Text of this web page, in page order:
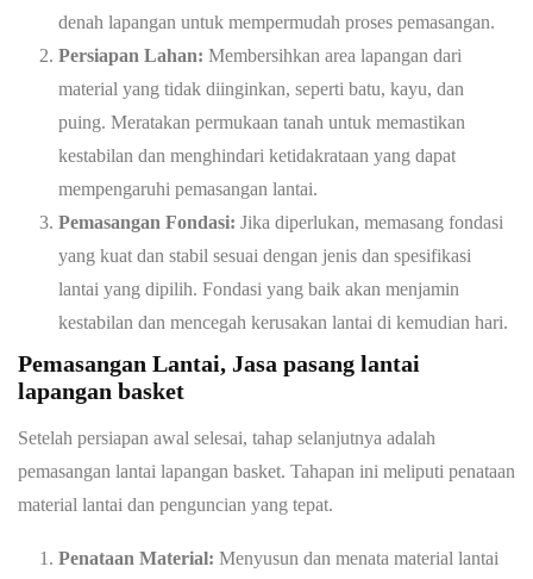
denah lapangan untuk mempermudah proses pemasangan.
Persiapan Lahan: Membersihkan area lapangan dari
material yang tidak diinginkan, seperti batu, kayu, dan
puing. Meratakan permukaan tanah untuk memastikan
kestabilan dan menghindari ketidakrataan yang dapat
mempengaruhi pemasangan lantai.
Pemasangan Fondasi: Jika diperlukan, memasang fondasi
yang kuat dan stabil sesuai dengan jenis dan spesifikasi
lantai yang dipilih. Fondasi yang baik akan menjamin
kestabilan dan mencegah kerusakan lantai di kemudian hari.
Pemasangan Lantai, Jasa pasang lantai
lapangan basket
Setelah persiapan awal selesai, tahap selanjutnya adalah
pemasangan lantai lapangan basket. Tahapan ini meliputi penataan
material lantai dan penguncian yang tepat.
Penataan Material: Menyusun dan menata material lantai